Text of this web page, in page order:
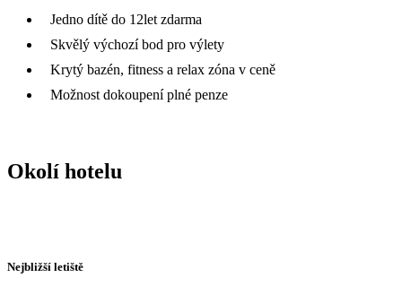
Jedno dítě do 12let zdarma
Skvělý výchozí bod pro výlety
Krytý bazén, fitness a relax zóna v ceně
Možnost dokoupení plné penze
Okolí hotelu
Nejbližší letiště